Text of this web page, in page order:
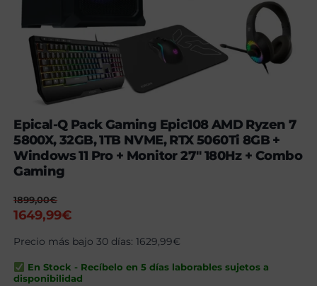
Epical-Q Pack Gaming Epic108 AMD Ryzen 7
5800X, 32GB, 1TB NVME, RTX 5060Ti 8GB +
Windows 11 Pro + Monitor 27″ 180Hz + Combo
Gaming
1899,00€
El
original
era:
1899,00€.
1649,99€
actual
es:
1649,99€.
Precio más bajo 30 días:1629,99€
En Stock - Recíbelo en 5 días laborables sujetos a
disponibilidad